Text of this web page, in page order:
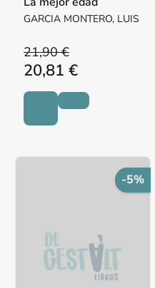
GARCIA MONTERO, LUIS
21,90 €
20,81 €
-5%